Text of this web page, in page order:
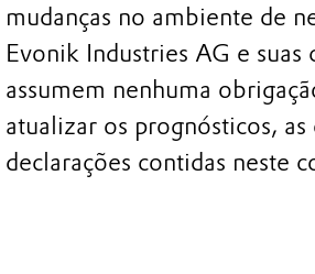
mudanças no ambiente de
Evonik Industries AG e suas
assumem nenhuma
atualizar os prognósticos,
declarações contidas neste